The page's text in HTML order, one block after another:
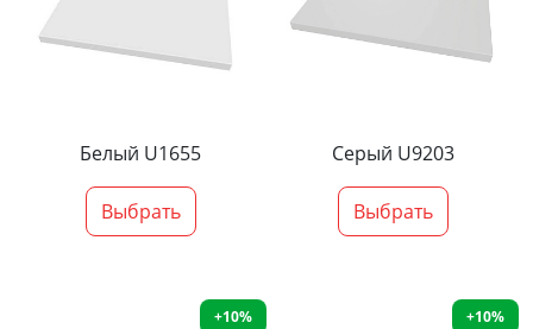
Белый U1655
Выбрать
Серый U9203
Выбрать
+10% +10%